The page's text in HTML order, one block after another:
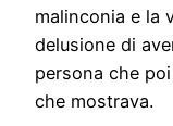
malinconia e la
delusione di
persona che
che mostrava.